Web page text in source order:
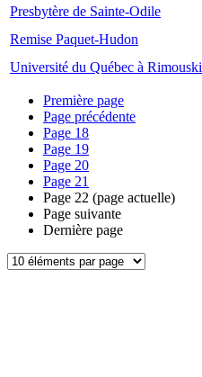
Presbytère de Sainte-Odile
Remise Paquet-Hudon
Université du Québec à Rimouski
Première page
Page précédente
Page 18
Page 19
Page 20
Page 21
Page 22 (page actuelle)
Page suivante
Dernière page